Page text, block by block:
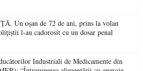
Un oșan de 72 de ani, prins la volan
l-au cadorosit cu un dosar penal
Industriali de Medicamente din